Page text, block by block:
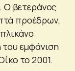
Ο βετεράνος
προέδρων,
εμφάνιση
το 2001.